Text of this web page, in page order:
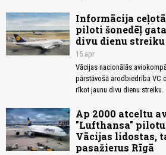
Informācija
piloti šonedēļ
divu dienu streiku
15.apr
Vācijas nacionālās
pārstāvošā arodbiedrība VC
rīkot jaunu divu dienu streiku.
Ap 2000 atceltu
"Lufthansa"
Vācijas lidostas,
pasažierus Rīgā